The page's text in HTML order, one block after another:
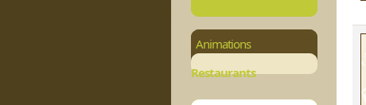
Animations
Restaurants